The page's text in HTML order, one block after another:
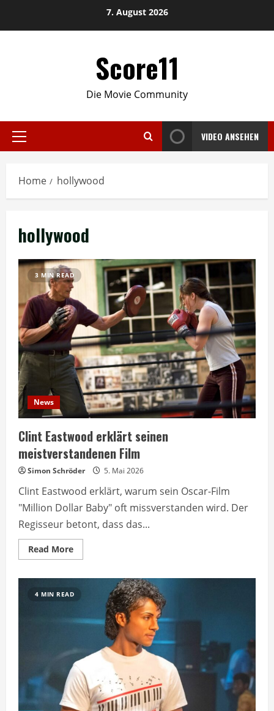
7. August 2026
Score11
Die Movie Community
Primary
VIDEO ANSEHEN
Home hollywood
hollywood
3 MIN READ
News
Clint Eastwood erklärt seinen
meistverstandenen Film
Simon Schröder 5. Mai 2026
Clint Eastwood erklärt, warum sein Oscar-Film
"Million Dollar Baby" oft missverstanden wird. Der
Regisseur betont, dass das...
Read MoreRead
more
erklärt
seinen
meistverstandenen
Film
4 MIN READ